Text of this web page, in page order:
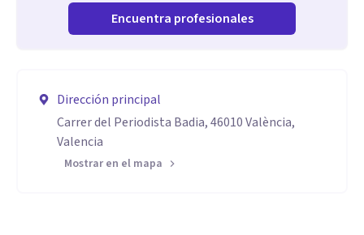
Encuentra profesionales
Dirección principal
Carrer del Periodista Badia, 46010 València,
Valencia
Mostrar en el mapa